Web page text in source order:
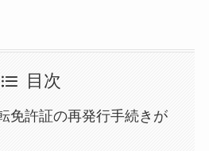
目次
免許証の再発行手続きが